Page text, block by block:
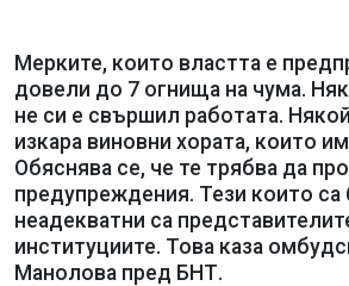
Мерките, които властта е
довели до 7 огнища на чума.
не си е свършил работата.
изкара виновни хората, които
Обяснява се, че те трябва да
предупреждения. Тези които са
неадекватни са
институциите. Това каза
Манолова пред БНТ.